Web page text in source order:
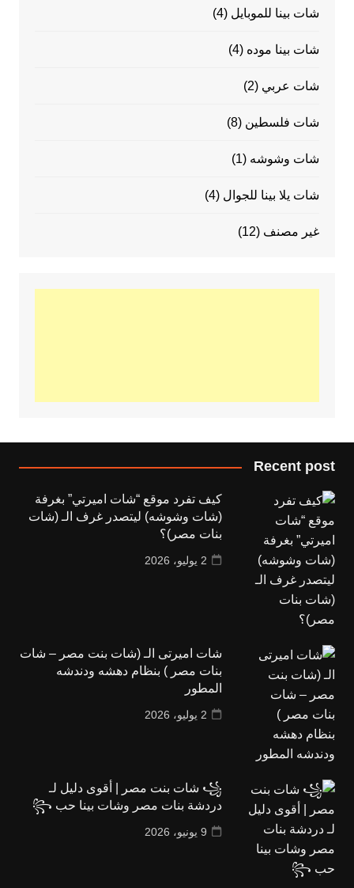
شات بينا للموبايل (4)
شات بينا موده (4)
شات عربي (2)
شات فلسطين (8)
شات وشوشه (1)
شات يلا بينا للجوال (4)
غير مصنف (12)
Recent post
كيف تفرد موقع “شات اميرتي” بغرفة
(شات وشوشه) ليتصدر غرف الـ (شات
بنات مصر)؟
2 يوليو، 2026
شات اميرتى الـ (شات بنت مصر – شات
بنات مصر ) بنظام دهشه ودندشه
المطور
2 يوليو، 2026
꧁ شات بنت مصر | أقوى دليل لـ
دردشة بنات مصر وشات بينا حب ꧂
9 يونيو، 2026